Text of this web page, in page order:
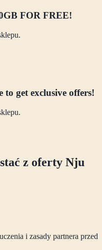
FOR FREE!
get exclusive offers!
z oferty Nju
i zasady partnera przed